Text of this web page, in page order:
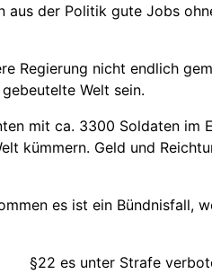
der Politik gute Jobs
Regierung nicht endlich
Welt sein.
mit ca. 3300 Soldaten im
kümmern. Geld und
es ist ein Bündnisfall,
§22 es unter Strafe